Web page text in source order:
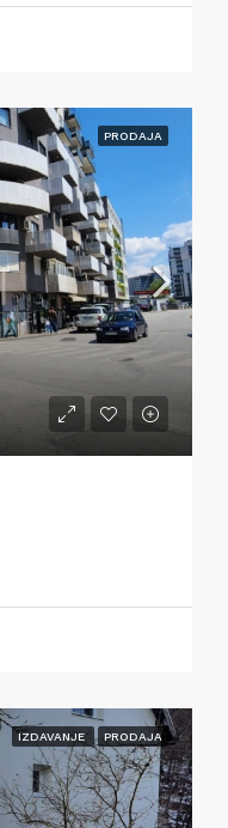
PRODAJA
IZDAVANJE PRODAJA